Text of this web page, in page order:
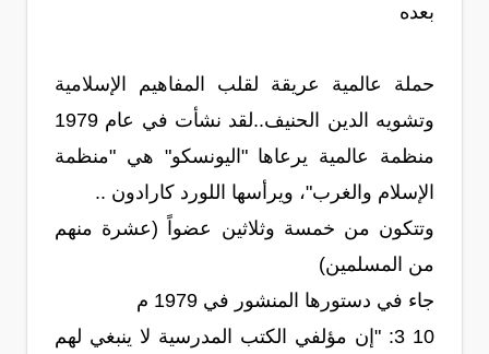
بعده
حملة عالمية عريقة لقلب المفاهيم الإسلامية
وتشويه الدين الحنيف..لقد نشأت في عام 1979
منظمة عالمية يرعاها "اليونسكو" هي "منظمة
الإسلام والغرب"، ويرأسها اللورد كارادون ..
وتتكون من خمسة وثلاثين عضواً (عشرة منهم
من المسلمين)
جاء في دستورها المنشور في 1979 م
10 3: "إن مؤلفي الكتب المدرسية لا ينبغي لهم